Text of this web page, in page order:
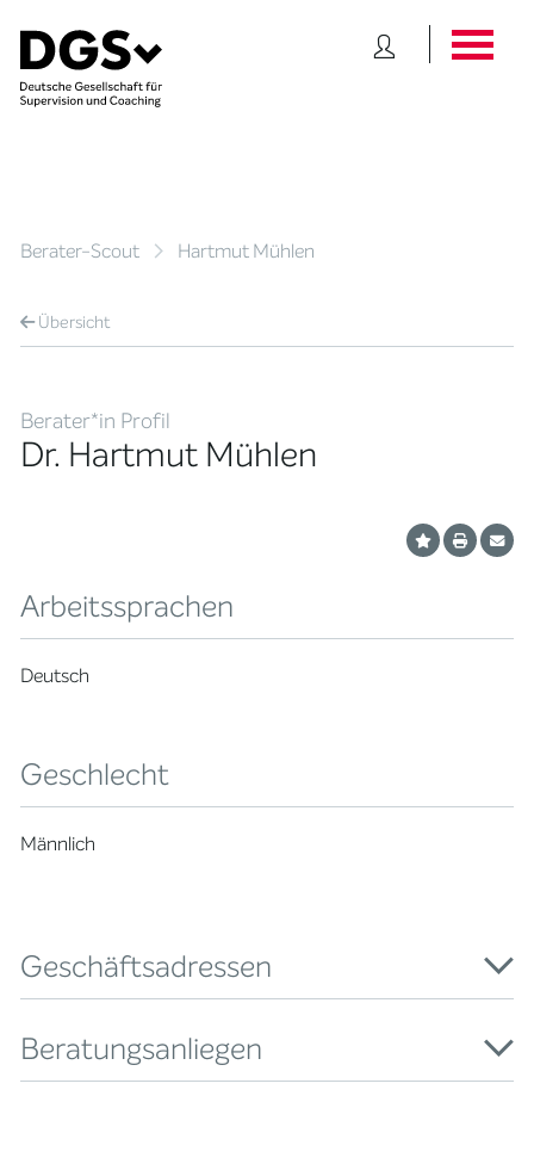
Berater-Scout Hartmut Mühlen
Übersicht
Berater*in Profil
Dr. Hartmut Mühlen
Arbeitssprachen
Deutsch
Geschlecht
Männlich
Geschäftsadressen
Beratungsanliegen